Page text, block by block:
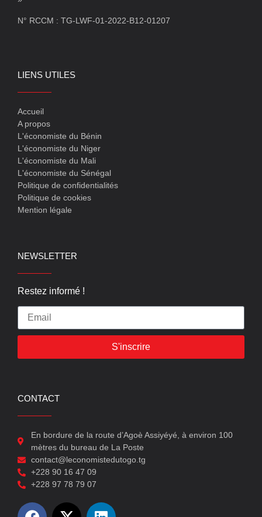
N° RCCM : TG-LWF-01-2022-B12-01207
LIENS UTILES
Accueil
A propos
L'économiste du Bénin
L'économiste du Niger
L'économiste du Mali
L'économiste du Sénégal
Politique de confidentialités
Politique de cookies
Mention légale
NEWSLETTER
Restez informé !
S'inscrire
CONTACT
En bordure de la route d’Agoè Assiyéyé, à environ 100
mètres du bureau de La Poste
contact@leconomistedutogo.tg
+228 90 16 47 09
+228 97 78 79 07